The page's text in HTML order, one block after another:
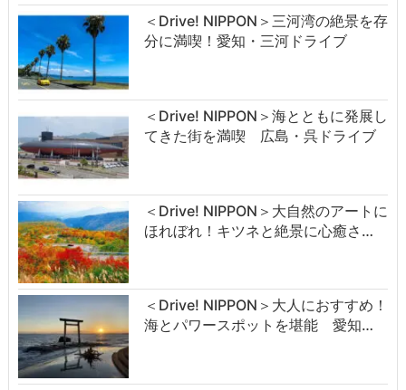
＜Drive! NIPPON＞三河湾の絶景を存
分に満喫！愛知・三河ドライブ
＜Drive! NIPPON＞海とともに発展し
てきた街を満喫 広島・呉ドライブ
＜Drive! NIPPON＞大自然のアートに
ほれぼれ！キツネと絶景に心癒さ…
＜Drive! NIPPON＞大人におすすめ！
海とパワースポットを堪能 愛知…